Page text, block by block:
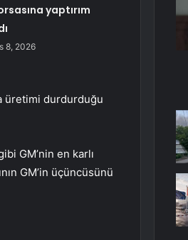
yaptırım
8, 2026
üretimi durdurduğu
GM’nin en karlı
GM’in üçüncüsünü